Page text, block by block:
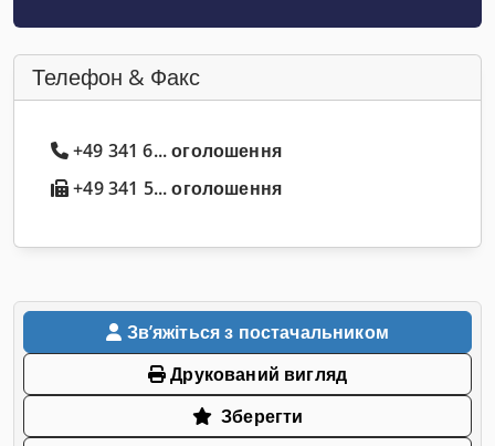
Телефон & Факс
+49 341 6... оголошення
+49 341 5... оголошення
Звʼяжіться з постачальником
Друкований вигляд
Зберегти